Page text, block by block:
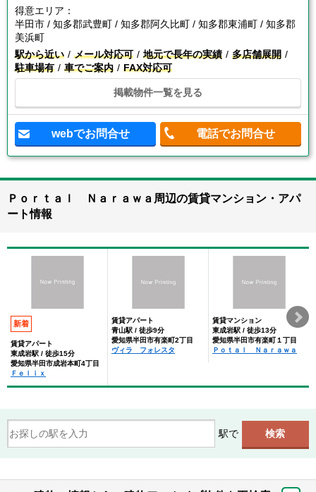
得意エリア：
半田市 / 知多郡武豊町 / 知多郡阿久比町 / 知多郡東浦町 / 知多郡
美浜町
駅から近い
メール対応可 地元で長年の実績
多店舗展開
駐車場有
車でご案内 FAX対応可
掲載物件一覧を見る
webでお問合せ 電話でお問合せ
Ｐｏｒｔａｌ Ｎａｒａｗａ周辺の賃貸マンション・アパ
ート情報
新着
賃貸アパート
東成岩駅 / 徒歩15分
愛知県半田市成岩本町4丁目
Ｆｅｌｉｘ
賃貸アパート
青山駅 / 徒歩9分
愛知県半田市有楽町2丁目
ヴィラ フォレスタ
賃貸マンション
東成岩駅 / 徒歩13分
愛知県半田市有楽町１丁目
Ｐｏｔａｌ Ｎａｒａｗａ
駅で